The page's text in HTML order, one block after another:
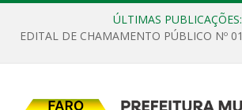
ÚLTIMAS PUBLICAÇÕES: